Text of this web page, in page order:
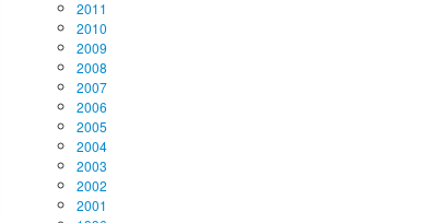
2011
2010
2009
2008
2007
2006
2005
2004
2003
2002
2001